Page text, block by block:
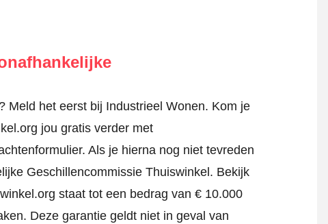
Meld het eerst bij Industrieel Wonen. Kom je
jou gratis verder met
. Als je hierna nog niet tevreden
Geschillencommissie Thuiswinkel. Bekijk
staat tot een bedrag van € 10.000
Deze garantie geldt niet in geval van